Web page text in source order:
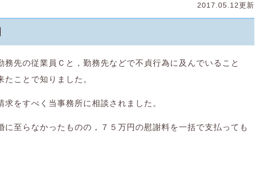
2017.05.12更新
務先の従業員Ｃと，勤務先などで不貞行為に及んでいること
ことで知りました。
をすべく当事務所に相談されました。
至らなかったものの，７５万円の慰謝料を一括で支払っても